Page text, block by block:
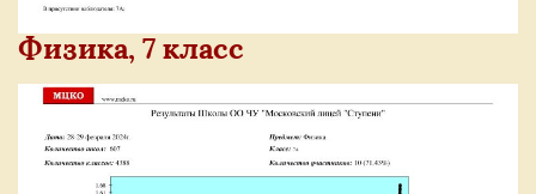
Физика, 7 класс